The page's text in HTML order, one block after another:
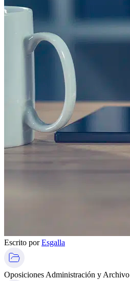
Escrito porEsgalla
Oposiciones Administración y Archivo